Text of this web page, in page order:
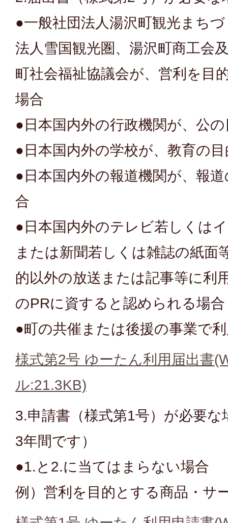
●一般社団法人湯沢町観光まち
法人雪国観光圏、湯沢町商工会
町社会福祉協議会が、営利を目
場合
●日本国内外の行政機関が、公
●日本国内外の学校が、教育の
●日本国内外の報道機関が、報
合
●日本国内外のテレビ若しくは
または新聞若しくは雑誌の紙面
的以外の放送または記事等に利
のPRに資すると認められる場合
●町の共催または後援の事業で
様式第2号 ゆーたん利用届出書
ル:21.3KB)
3.申請書（様式第1号）が必要な
3年間です）
●1.と2.に当てはまらない場合
例）営利を目的とする商品・サ